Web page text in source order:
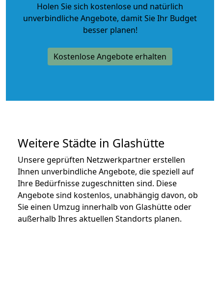
Holen Sie sich kostenlose und natürlich
unverbindliche Angebote, damit Sie Ihr Budget
besser planen!
Kostenlose Angebote erhalten
Weitere Städte in Glashütte
Unsere geprüften Netzwerkpartner erstellen
Ihnen unverbindliche Angebote, die speziell auf
Ihre Bedürfnisse zugeschnitten sind. Diese
Angebote sind kostenlos, unabhängig davon, ob
Sie einen Umzug innerhalb von Glashütte oder
außerhalb Ihres aktuellen Standorts planen.